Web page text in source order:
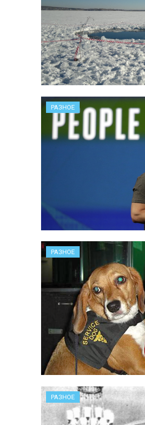
РАЗНОЕ
РАЗНОЕ
РАЗНОЕ